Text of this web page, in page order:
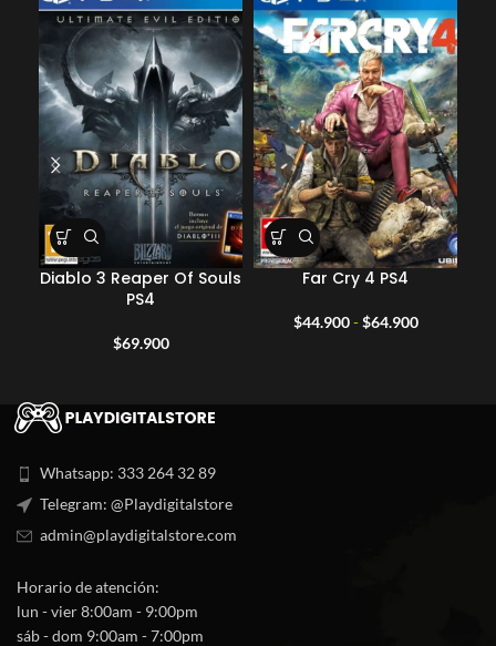
Diablo 3 Reaper Of Souls
PS4
$69.900
Far Cry 4 PS4
$44.900 - $64.900Rango
Whatsapp: 333 264 32 89
Telegram: @Playdigitalstore
admin@playdigitalstore.com
Horario de atención:
lun - vier 8:00am - 9:00pm
sáb - dom 9:00am - 7:00pm